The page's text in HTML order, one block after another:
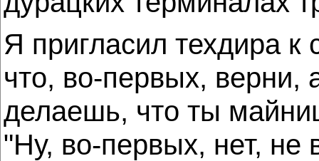
Я пригласил техдира к
что, во-первых, верни,
делаешь, что ты
"Ну, во-первых, нет, не